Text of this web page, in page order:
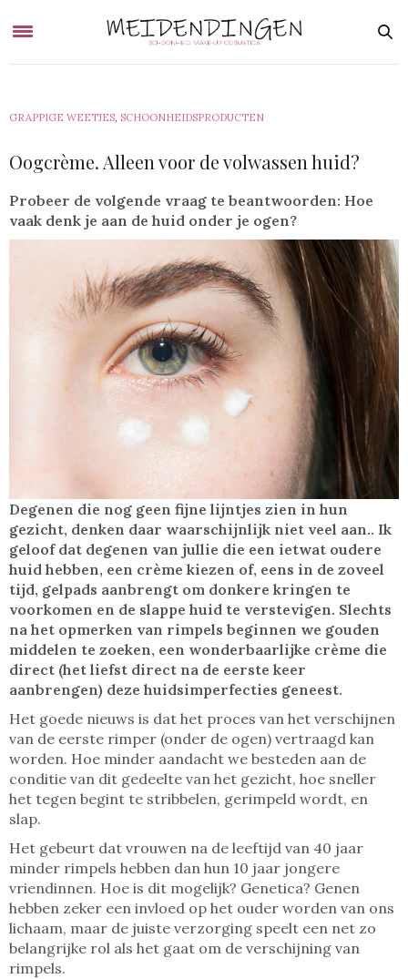
GRAPPIGE WEETJES, SCHOONHEIDSPRODUCTEN
Oogcrème. Alleen voor de volwassen huid?
Probeer de volgende vraag te beantwoorden: Hoe
vaak denk je aan de huid onder je ogen?
Degenen die nog geen fijne lijntjes zien in hun
gezicht, denken daar waarschijnlijk niet veel aan.. Ik
geloof dat degenen van jullie die een ietwat oudere
huid hebben, een crème kiezen of, eens in de zoveel
tijd, gelpads aanbrengt om donkere kringen te
voorkomen en de slappe huid te verstevigen. Slechts
na het opmerken van rimpels beginnen we gouden
middelen te zoeken, een wonderbaarlijke crème die
direct (het liefst direct na de eerste keer
aanbrengen) deze huidsimperfecties geneest.
Het goede nieuws is dat het proces van het verschijnen
van de eerste rimper (onder de ogen) vertraagd kan
worden. Hoe minder aandacht we besteden aan de
conditie van dit gedeelte van het gezicht, hoe sneller
het tegen begint te stribbelen, gerimpeld wordt, en
slap.
Het gebeurt dat vrouwen na de leeftijd van 40 jaar
minder rimpels hebben dan hun 10 jaar jongere
vriendinnen. Hoe is dit mogelijk? Genetica? Genen
hebben zeker een invloed op het ouder worden van ons
lichaam, maar de juiste verzorging speelt een net zo
belangrijke rol als het gaat om de verschijning van
rimpels.